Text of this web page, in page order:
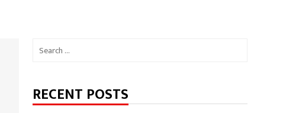
Search
RECENT POSTS